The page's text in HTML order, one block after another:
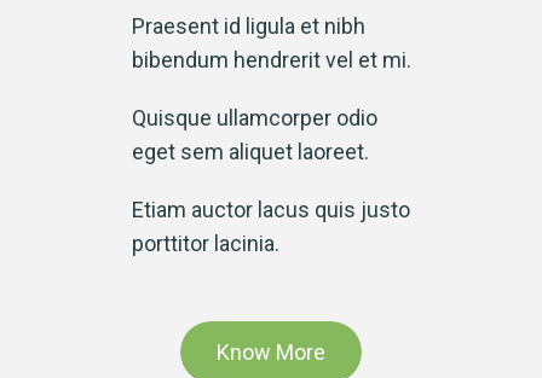
Praesent id ligula et nibh
bibendum hendrerit vel et mi.
Quisque ullamcorper odio
eget sem aliquet laoreet.
Etiam auctor lacus quis justo
porttitor lacinia.
Know More